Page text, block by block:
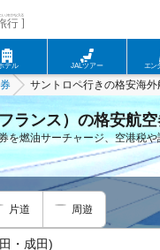
テル JALツアー エン
サントロペ行きの格安海
ランス）の格安航
を燃油サーチャージ、空港税
片道 周遊
・成田)